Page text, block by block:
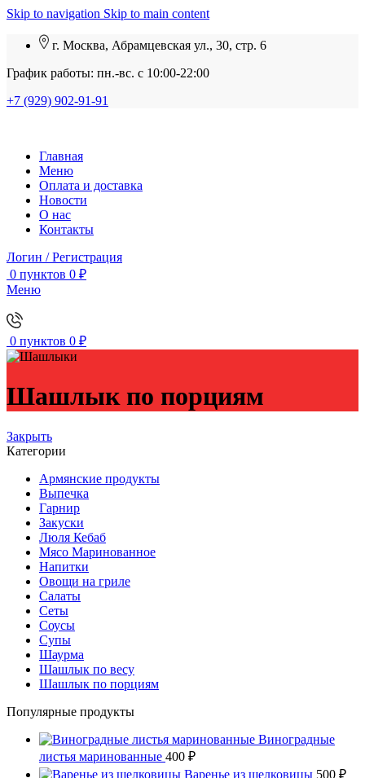
Skip to navigation Skip to main content
г. Москва, Абрамцевская ул., 30, стр. 6
График работы: пн.-вс. с 10:00-22:00
+7 (929) 902-91-91
Главная
Меню
Оплата и доставка
Новости
О нас
Контакты
Логин / Регистрация
0 пунктов 0 ₽
Меню
0 пунктов 0 ₽
Шашлык по порциям
Закрыть
Категории
Армянские продукты
Выпечка
Гарнир
Закуски
Люля Кебаб
Мясо Маринованное
Напитки
Овощи на гриле
Салаты
Сеты
Соусы
Супы
Шаурма
Шашлык по весу
Шашлык по порциям
Популярные продукты
Виноградные
листья маринованные 400 ₽
Варенье из шелковицы 500 ₽